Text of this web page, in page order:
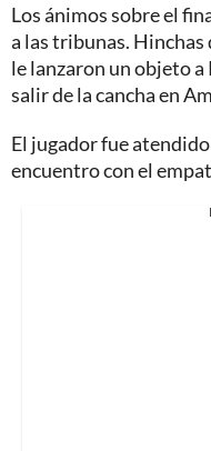
Los ánimos sobre el
a las tribunas.
le lanzaron un objeto a
salir de la cancha en
El jugador fue
encuentro con el